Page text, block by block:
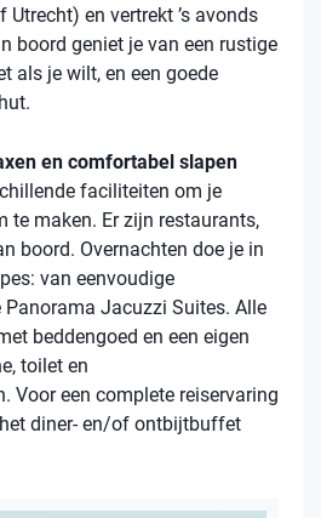
Utrecht) en vertrekt ’s avonds
boord geniet je van een rustige
als je wilt, en een goede
en comfortabel slapen
faciliteiten om je
te maken. Er zijn restaurants,
boord. Overnachten doe je in
van eenvoudige
Jacuzzi Suites. Alle
beddengoed en een eigen
toilet en
Voor een complete reiservaring
diner- en/of ontbijtbuffet